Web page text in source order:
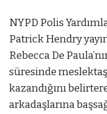
NYPD Polis
Patrick Hendry
Rebecca De
süresinde
kazandığını
arkadaşlarına